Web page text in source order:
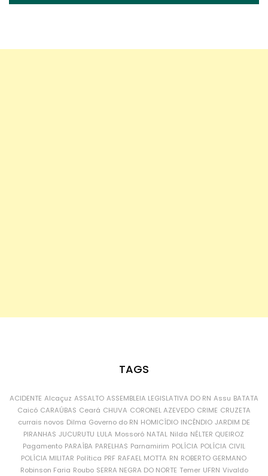
TAGS
ACIDENTE Alcaçuz ASSALTO ASSEMBLEIA LEGISLATIVA DO RN Assu BATATA
Caicó CARAÚBAS Ceará CHUVA CORONEL AZEVEDO CRIME CRUZETA
currais novos Dilma Governo do RN HOMICÍDIO INCÊNDIO JARDIM DE
PIRANHAS JUCURUTU LULA Mossoró NATAL Nilda NÉLTER QUEIROZ
Pagamento PARAÍBA PARELHAS Parnamirim POLÍCIA POLÍCIA CIVIL
POLÍCIA MILITAR Política PRF RAFAEL MOTTA RN ROBERTO GERMANO
Robinson Faria Roubo SERRA NEGRA DO NORTE Temer UFRN Vivaldo